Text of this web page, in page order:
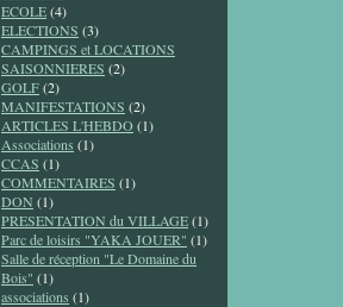
ECOLE(4)
ELECTIONS (3)
CAMPINGS et LOCATIONS
SAISONNIERES (2)
GOLF(2)
MANIFESTATIONS (2)
ARTICLES L'HEBDO (1)
Associations (1)
CCAS (1)
COMMENTAIRES (1)
DON (1)
PRESENTATION du VILLAGE(1)
Parc de loisirs "YAKA JOUER" (1)
Salle de réception "Le Domaine du
Bois" (1)
associations (1)